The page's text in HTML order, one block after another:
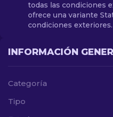
todas las condiciones
ofrece una variante
condiciones exteriores.
INFORMACIÓN
Categoría
Tipo